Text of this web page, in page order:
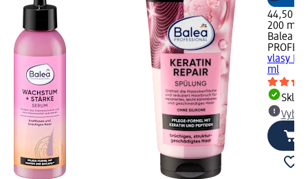
44,50 Kč
200 ml
Balea
vlasy
ml